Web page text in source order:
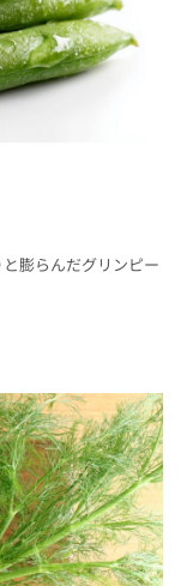
膨らんだグリンピー